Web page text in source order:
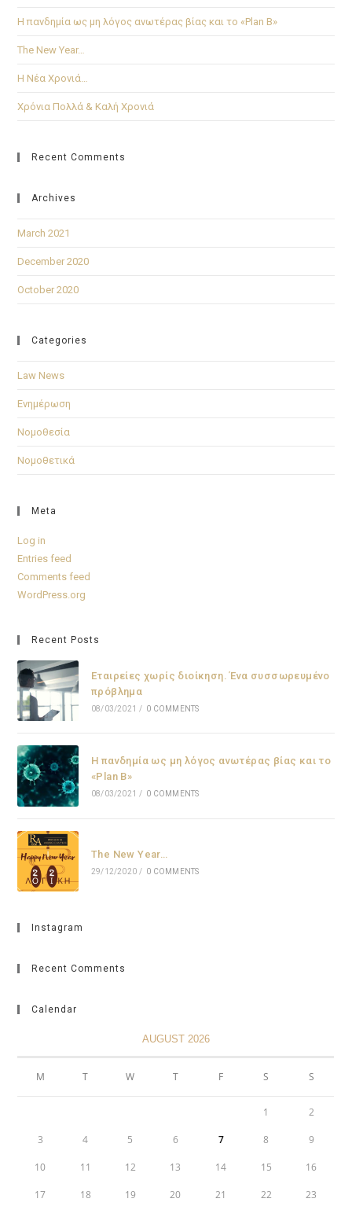
Η πανδημία ως μη λόγος ανωτέρας βίας και το «Plan B»
The New Year…
Η Νέα Χρονιά…
Χρόνια Πολλά & Καλή Χρονιά
Recent Comments
Archives
March 2021
December 2020
October 2020
Categories
Law News
Ενημέρωση
Νομοθεσία
Νομοθετικά
Meta
Log in
Entries feed
Comments feed
WordPress.org
Recent Posts
Εταιρείες χωρίς διοίκηση. Ένα συσσωρευμένο
πρόβλημα
08/03/2021 / 0 COMMENTS
Η πανδημία ως μη λόγος ανωτέρας βίας και το
«Plan B»
08/03/2021 / 0 COMMENTS
The New Year…
29/12/2020 / 0 COMMENTS
Instagram
Recent Comments
Calendar
AUGUST 2026
M T W T F S S
1 2
3 4 5 6 7 8 9
10 11 12 13 14 15 16
17 18 19 20 21 22 23